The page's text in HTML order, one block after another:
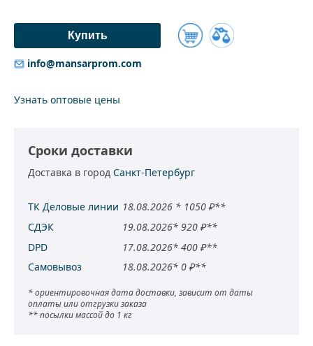
Купить
info@mansarprom.com
Узнать оптовые цены
Сроки доставки
Доставка в город Санкт-Петербург
ТК Деловые линии 18.08.2026 * 1050 ₽**
СДЭК
19.08.2026* 920 ₽**
DPD
17.08.2026* 400 ₽**
Самовывоз
18.08.2026* 0 ₽**
* ориентировочная дата доставки, зависит от даты
оплаты или отгрузки заказа
** посылки массой до 1 кг